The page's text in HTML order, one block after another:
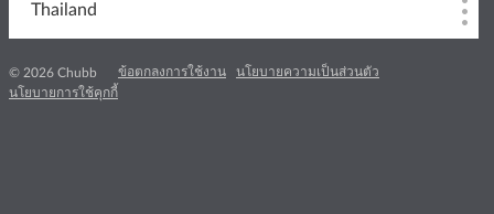
Thailand
© 2026 Chubb ข้อตกลงการใช้งาน
นโยบายความเป็นส่วนตัว
นโยบายการใช้คุกกี้